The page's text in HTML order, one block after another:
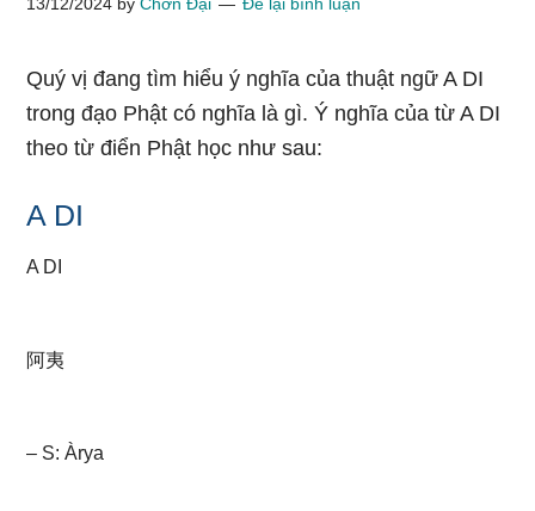
Quý vị đang tìm hiểu ý nghĩa của thuật ngữ A DI
trong đạo Phật có nghĩa là gì. Ý nghĩa của từ A DI
theo từ điển Phật học như sau:
A DI
A DI
阿夷
– S: Àrya